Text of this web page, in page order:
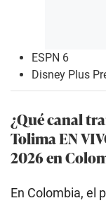
ESPN 6
Disney Plus
¿Qué canal
Tolima EN
2026 en
En Colombia, el